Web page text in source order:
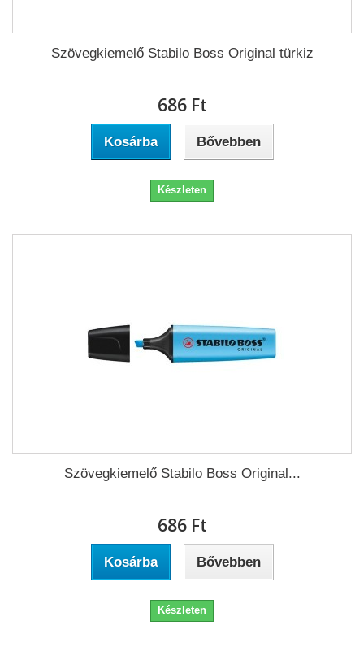
Szövegkiemelő Stabilo Boss Original türkiz
686 Ft‎
Kosárba Bővebben
Készleten
Szövegkiemelő Stabilo Boss Original...
686 Ft‎
Kosárba Bővebben
Készleten